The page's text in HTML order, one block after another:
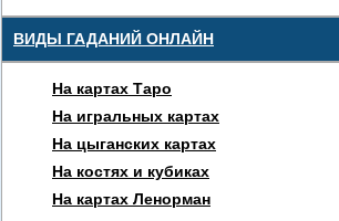
ВИДЫ ГАДАНИЙ ОНЛАЙН
На картах Таро
На игральных картах
На цыганских картах
На костях и кубиках
На картах Ленорман